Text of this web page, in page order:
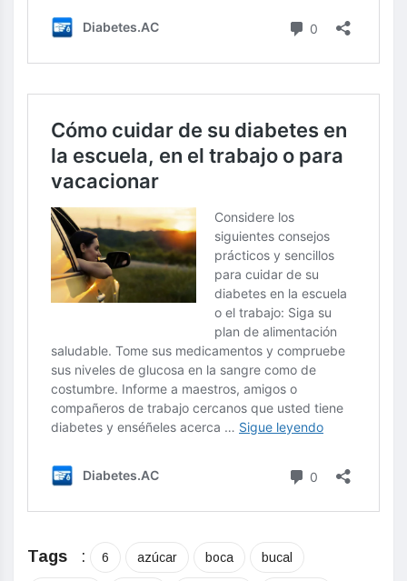
Tags : 6 azúcar boca bucal